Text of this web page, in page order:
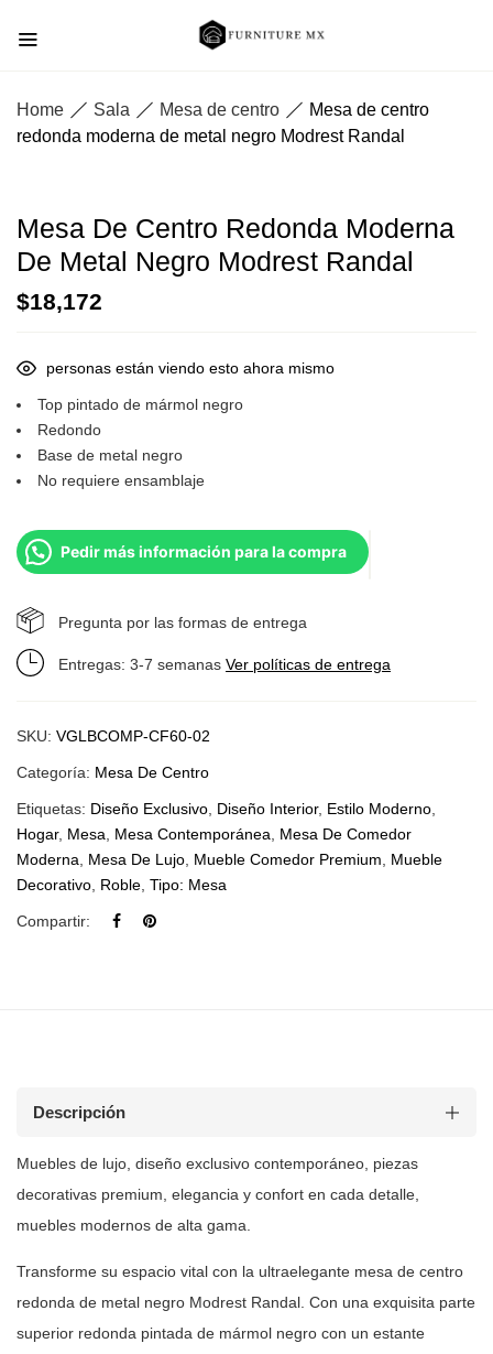
Home Sala Mesa de centro
Mesa de centro
redonda moderna de metal negro Modrest Randal
Mesa De Centro Redonda Moderna
De Metal Negro Modrest Randal
$18,172
personas están viendo esto ahora mismo
Top pintado de mármol negro
Redondo
Base de metal negro
No requiere ensamblaje
Pedir más información para la compra
Pregunta por las formas de entrega
Entregas: 3-7 semanas Ver políticas de entrega
SKU: VGLBCOMP-CF60-02
Categoría: Mesa De Centro
Etiquetas: Diseño Exclusivo Diseño Interior, Estilo Moderno
Hogar, Mesa Mesa Contemporánea
Mesa De Comedor
Moderna
Mesa De Lujo Mueble Comedor Premium
Mueble
Decorativo Roble Tipo: Mesa
Compartir:
Descripción
Muebles de lujo, diseño exclusivo contemporáneo, piezas
decorativas premium, elegancia y confort en cada detalle,
muebles modernos de alta gama.
Transforme su espacio vital con la ultraelegante mesa de centro
redonda de metal negro Modrest Randal. Con una exquisita parte
superior redonda pintada de mármol negro con un estante